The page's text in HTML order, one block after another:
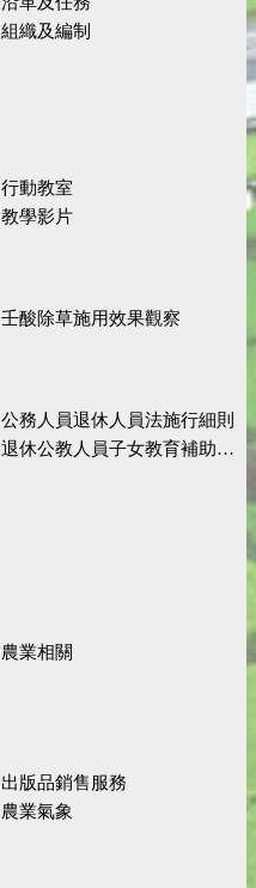
組織及編制
行動教室
教學影片
壬酸除草施用效果觀察
公務人員退休人員法施行細則
退休公教人員子女教育補助規定
農業相關
出版品銷售服務
農業氣象